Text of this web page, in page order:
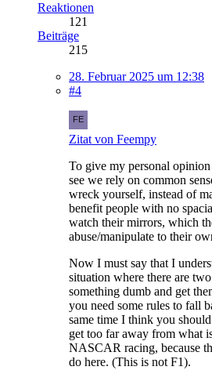
Reaktionen
121
Beiträge
215
28. Februar 2025 um 12:38
#4
Zitat von Feempy
To give my personal
see we rely on common
wreck yourself, instead of
benefit people with no
watch their mirrors, which
abuse/manipulate to their
Now I must say that I
situation where there are
something dumb and get
you need some rules to fall
same time I think you
get too far away from what
NASCAR racing, because
do here. (This is not F1).